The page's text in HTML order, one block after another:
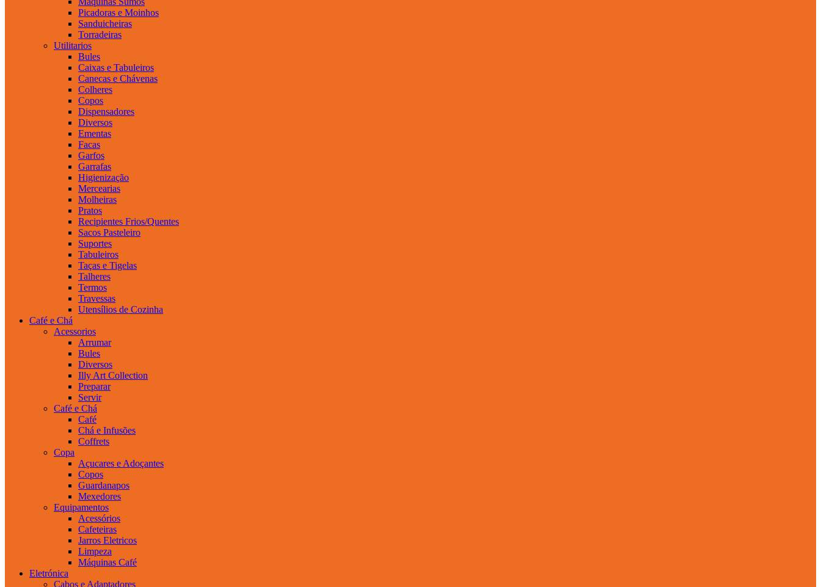
Picadoras e Moinhos
Sanduicheiras
Torradeiras
Utilitarios
Bules
Caixas e Tabuleiros
Canecas e Chávenas
Colheres
Copos
Dispensadores
Diversos
Ementas
Facas
Garfos
Garrafas
Higienização
Mercearias
Molheiras
Pratos
Recipientes Frios/Quentes
Sacos Pasteleiro
Suportes
Tabuleiros
Taças e Tigelas
Talheres
Termos
Travessas
Utensílios de Cozinha
Café e Chá
Acessorios
Arrumar
Bules
Diversos
Illy Art Collection
Preparar
Servir
Café e Chá
Café
Chá e Infusões
Coffrets
Copa
Açucares e Adoçantes
Copos
Guardanapos
Mexedores
Equipamentos
Acessórios
Cafeteiras
Jarros Eletricos
Limpeza
Máquinas Café
Eletrónica
Cabos e Adaptadores